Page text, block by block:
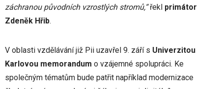
záchranou původních vzrostlých stromů,“řekl primátor
Zdeněk Hřib.
V oblasti vzdělávání již Pii uzavřel 9. září s Univerzitou
Karlovou memorandum o vzájemné spolupráci. Ke
společným tématům bude patřit například modernizace